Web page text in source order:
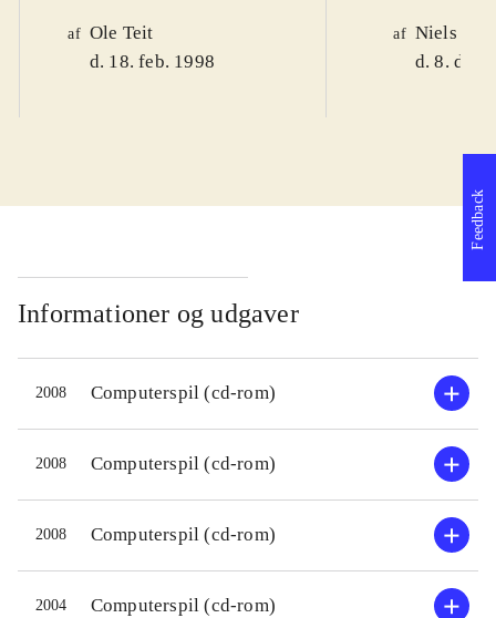
af Ole Teit
d. 18. feb. 1998
af Niels
d. 8. dec.
Informationer og udgaver
2008 Computerspil (cd-rom)
2008 Computerspil (cd-rom)
2008 Computerspil (cd-rom)
2004 Computerspil (cd-rom)
Feedback